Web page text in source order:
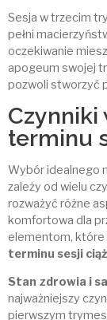
Sesja w trzecim
pełni
oczekiwanie
apogeum swojej
pozwoli stworzyć
Czynniki
terminu
Wybór idealnego
zależy od wielu
rozważyć różne
komfortowa dla
elementom, które
terminu sesji
Stan zdrowia i
najważniejszy
pierwszym